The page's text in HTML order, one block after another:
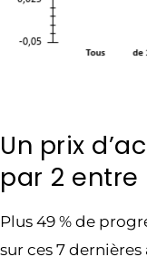
Un prix
par 2 entre
Plus 49 % de
sur ces 7